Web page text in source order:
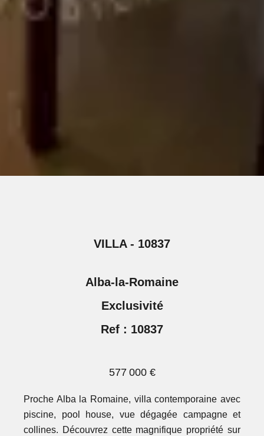
VILLA - 10837
Alba-la-Romaine
Exclusivité
Ref : 10837
577 000 €
Proche Alba la Romaine, villa contemporaine avec
piscine, pool house, vue dégagée campagne et
collines. Découvrez cette magnifique propriété sur